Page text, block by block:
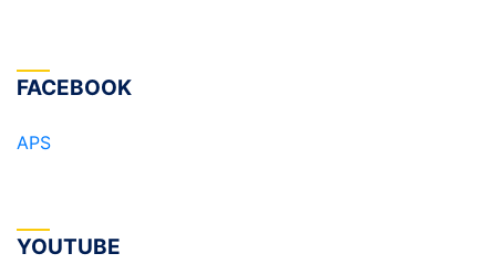
FACEBOOK
APS
YOUTUBE